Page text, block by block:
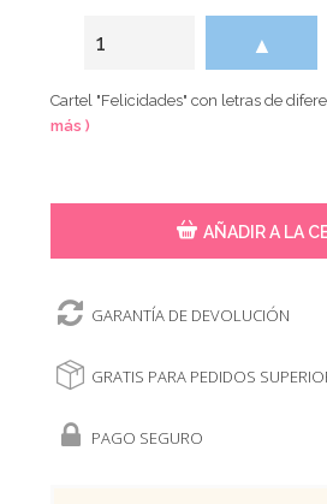
▲
Cartel "Felicidades" con letras de
más )
AÑADIR A LA
GARANTÍA DE DEVOLUCIÓN
GRATIS PARA PEDIDOS
PAGO SEGURO